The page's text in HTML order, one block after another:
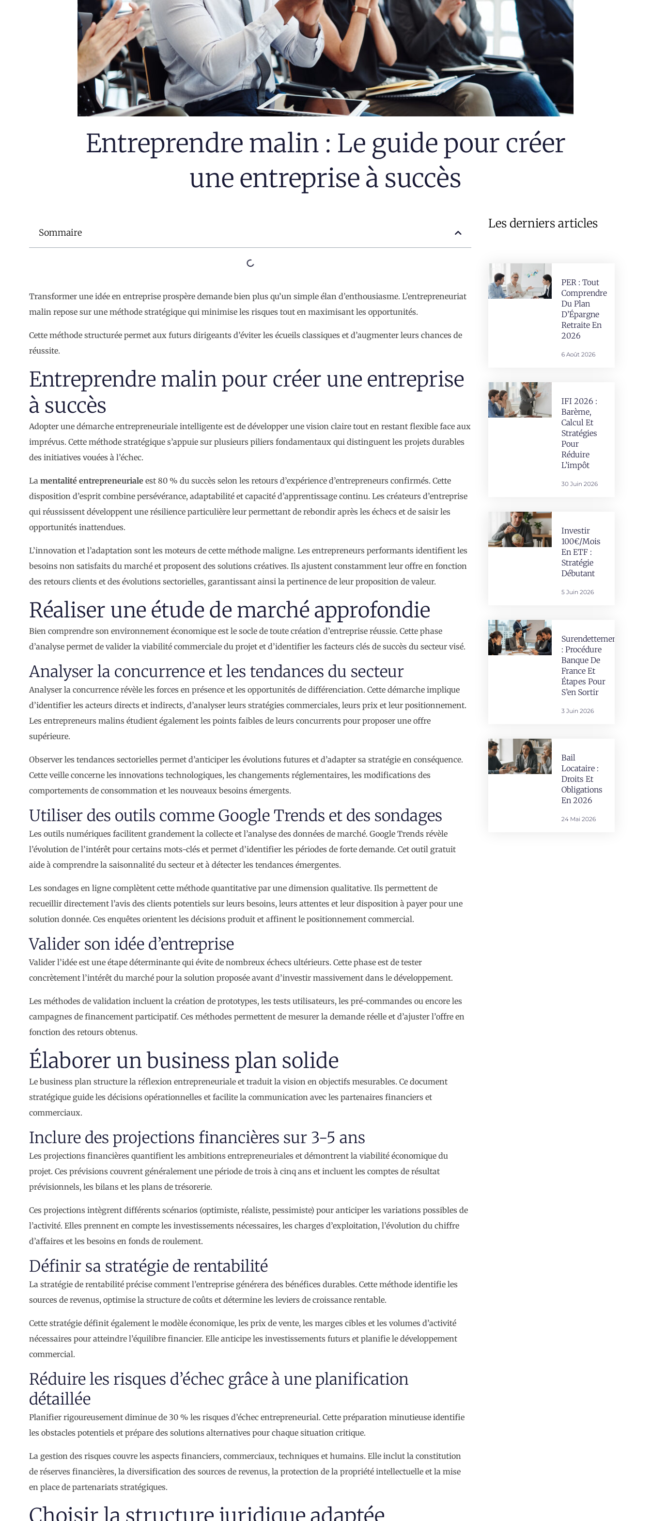
Entreprendre malin : Le guide pour créer
une entreprise à succès
Sommaire
Transformer une idée en entreprise prospère demande bien plus qu’un simple élan d’enthousiasme. L’entrepreneuriat
malin repose sur une méthode stratégique qui minimise les risques tout en maximisant les opportunités.
Cette méthode structurée permet aux futurs dirigeants d’éviter les écueils classiques et d’augmenter leurs chances de
réussite.
Entreprendre malin pour créer une entreprise
à succès
Adopter une démarche entrepreneuriale intelligente est de développer une vision claire tout en restant flexible face aux
imprévus. Cette méthode stratégique s’appuie sur plusieurs piliers fondamentaux qui distinguent les projets durables
des initiatives vouées à l’échec.
La mentalité entrepreneuriale est 80 % du succès selon les retours d’expérience d’entrepreneurs confirmés. Cette
disposition d’esprit combine persévérance, adaptabilité et capacité d’apprentissage continu. Les créateurs d’entreprise
qui réussissent développent une résilience particulière leur permettant de rebondir après les échecs et de saisir les
opportunités inattendues.
L’innovation et l’adaptation sont les moteurs de cette méthode maligne. Les entrepreneurs performants identifient les
besoins non satisfaits du marché et proposent des solutions créatives. Ils ajustent constamment leur offre en fonction
des retours clients et des évolutions sectorielles, garantissant ainsi la pertinence de leur proposition de valeur.
Réaliser une étude de marché approfondie
Bien comprendre son environnement économique est le socle de toute création d’entreprise réussie. Cette phase
d’analyse permet de valider la viabilité commerciale du projet et d’identifier les facteurs clés de succès du secteur visé.
Analyser la concurrence et les tendances du secteur
Analyser la concurrence révèle les forces en présence et les opportunités de différenciation. Cette démarche implique
d’identifier les acteurs directs et indirects, d’analyser leurs stratégies commerciales, leurs prix et leur positionnement.
Les entrepreneurs malins étudient également les points faibles de leurs concurrents pour proposer une offre
supérieure.
Observer les tendances sectorielles permet d’anticiper les évolutions futures et d’adapter sa stratégie en conséquence.
Cette veille concerne les innovations technologiques, les changements réglementaires, les modifications des
comportements de consommation et les nouveaux besoins émergents.
Utiliser des outils comme Google Trends et des sondages
Les outils numériques facilitent grandement la collecte et l’analyse des données de marché. Google Trends révèle
l’évolution de l’intérêt pour certains mots-clés et permet d’identifier les périodes de forte demande. Cet outil gratuit
aide à comprendre la saisonnalité du secteur et à détecter les tendances émergentes.
Les sondages en ligne complètent cette méthode quantitative par une dimension qualitative. Ils permettent de
recueillir directement l’avis des clients potentiels sur leurs besoins, leurs attentes et leur disposition à payer pour une
solution donnée. Ces enquêtes orientent les décisions produit et affinent le positionnement commercial.
Valider son idée d’entreprise
Valider l’idée est une étape déterminante qui évite de nombreux échecs ultérieurs. Cette phase est de tester
concrètement l’intérêt du marché pour la solution proposée avant d’investir massivement dans le développement.
Les méthodes de validation incluent la création de prototypes, les tests utilisateurs, les pré-commandes ou encore les
campagnes de financement participatif. Ces méthodes permettent de mesurer la demande réelle et d’ajuster l’offre en
fonction des retours obtenus.
Élaborer un business plan solide
Le business plan structure la réflexion entrepreneuriale et traduit la vision en objectifs mesurables. Ce document
stratégique guide les décisions opérationnelles et facilite la communication avec les partenaires financiers et
commerciaux.
Inclure des projections financières sur 3-5 ans
Les projections financières quantifient les ambitions entrepreneuriales et démontrent la viabilité économique du
projet. Ces prévisions couvrent généralement une période de trois à cinq ans et incluent les comptes de résultat
prévisionnels, les bilans et les plans de trésorerie.
Ces projections intègrent différents scénarios (optimiste, réaliste, pessimiste) pour anticiper les variations possibles de
l’activité. Elles prennent en compte les investissements nécessaires, les charges d’exploitation, l’évolution du chiffre
d’affaires et les besoins en fonds de roulement.
Définir sa stratégie de rentabilité
La stratégie de rentabilité précise comment l’entreprise générera des bénéfices durables. Cette méthode identifie les
sources de revenus, optimise la structure de coûts et détermine les leviers de croissance rentable.
Cette stratégie définit également le modèle économique, les prix de vente, les marges cibles et les volumes d’activité
nécessaires pour atteindre l’équilibre financier. Elle anticipe les investissements futurs et planifie le développement
commercial.
Réduire les risques d’échec grâce à une planification
détaillée
Planifier rigoureusement diminue de 30 % les risques d’échec entrepreneurial. Cette préparation minutieuse identifie
les obstacles potentiels et prépare des solutions alternatives pour chaque situation critique.
La gestion des risques couvre les aspects financiers, commerciaux, techniques et humains. Elle inclut la constitution
de réserves financières, la diversification des sources de revenus, la protection de la propriété intellectuelle et la mise
en place de partenariats stratégiques.
Choisir la structure juridique adaptée
Les derniers articles
PER : Tout
Comprendre
Du Plan
D’Épargne
Retraite En
2026
6 Août 2026
IFI 2026 :
Barème,
Calcul Et
Stratégies
Pour
Réduire
L’impôt
30 Juin 2026
Investir
100€/mois
En ETF :
Stratégie
Débutant
5 Juin 2026
Surendettement
: Procédure
Banque De
France Et
Étapes Pour
S’en Sortir
3 Juin 2026
Bail
Locataire :
Droits Et
Obligations
En 2026
24 Mai 2026